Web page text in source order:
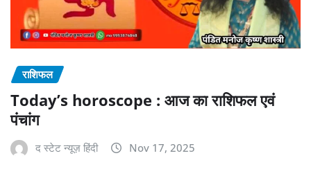
राशिफल
Today’s horoscope : आज का राशिफल एवं
पंचांग
द स्टेट न्यूज़ हिंदी Nov 17, 2025